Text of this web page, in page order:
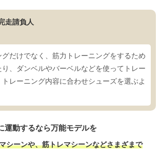
走請負人
だけでなく、筋力トレーニングをするため
、ダンベルやバーベルなどを使ってトレー
レーニング内容に合わせシューズを選ぶよ
運動するなら万能モデルを
シーンや、筋トレマシーンなどさまざまで